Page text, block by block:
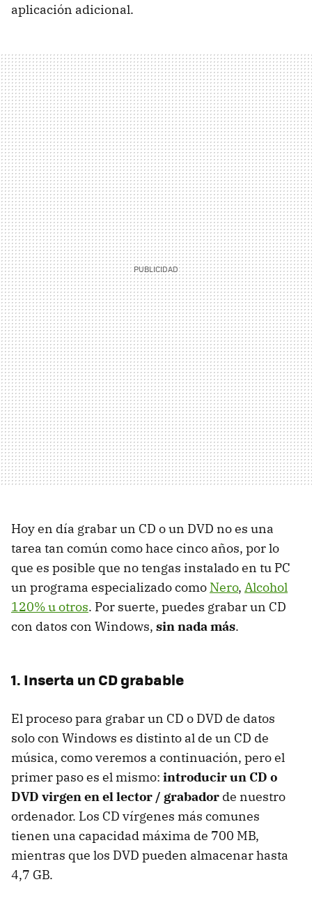
aplicación adicional.
Hoy en día grabar un CD o un DVD no es una
tarea tan común como hace cinco años, por lo
que es posible que no tengas instalado en tu PC
un programa especializado como Nero, Alcohol
120% u otros. Por suerte, puedes grabar un CD
con datos con Windows, sin nada más.
1. Inserta un CD grabable
El proceso para grabar un CD o DVD de datos
solo con Windows es distinto al de un CD de
música, como veremos a continuación, pero el
primer paso es el mismo: introducir un CD o
DVD virgen en el lector / grabador de nuestro
ordenador. Los CD vírgenes más comunes
tienen una capacidad máxima de 700 MB,
mientras que los DVD pueden almacenar hasta
4,7 GB.